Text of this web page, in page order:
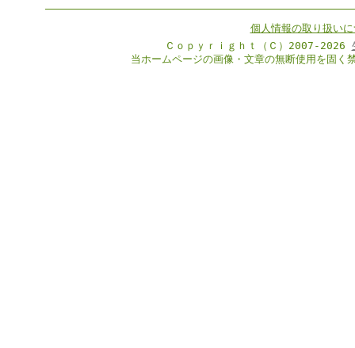
個人情報の取り扱い
Ｃｏｐｙｒｉｇｈｔ（Ｃ）2007-2026
当ホームページの画像・文章の無断使用を固